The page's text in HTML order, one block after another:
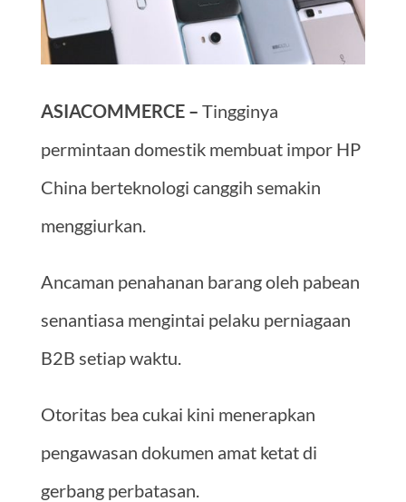
ASIACOMMERCE – Tingginya
permintaan domestik membuat impor HP
China berteknologi canggih semakin
menggiurkan.
Ancaman penahanan barang oleh pabean
senantiasa mengintai pelaku perniagaan
B2B setiap waktu.
Otoritas bea cukai kini menerapkan
pengawasan dokumen amat ketat di
gerbang perbatasan.